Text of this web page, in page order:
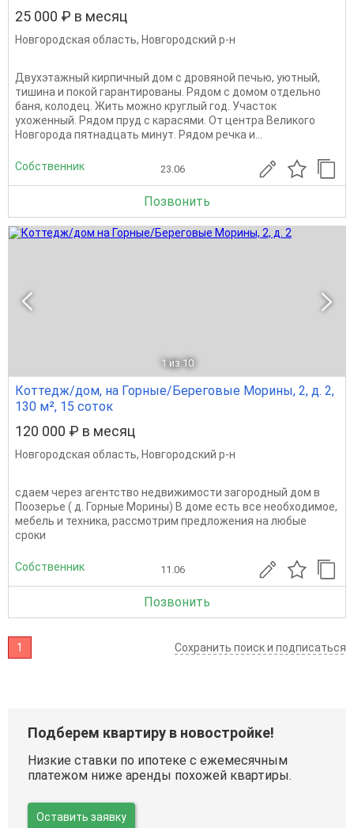
25 000 ₽ в месяц
Новгородская область, Новгородский р-н
Двухэтажный кирпичный дом с дровяной печью, уютный,
тишина и покой гарантированы. Рядом с домом отдельно
баня, колодец. Жить можно круглый год. Участок
ухоженный. Рядом пруд с карасями. От центра Великого
Новгорода пятнадцать минут. Рядом речка и...
Собственник 23.06
Позвонить
1 из 10
Коттедж/дом, на Горные/Береговые Морины, 2, д. 2,
130 м², 15 соток
120 000 ₽ в месяц
Новгородская область, Новгородский р-н
сдаем через агентство недвижимости загородный дом в
Поозерье ( д. Горные Морины) В доме есть все необходимое,
мебель и техника, рассмотрим предложения на любые
сроки
Собственник 11.06
Позвонить
1 Сохранить поиск и подписаться
Подберем квартиру в новостройке!
Низкие ставки по ипотеке с ежемесячным
платежом ниже аренды похожей квартиры.
Оставить заявку